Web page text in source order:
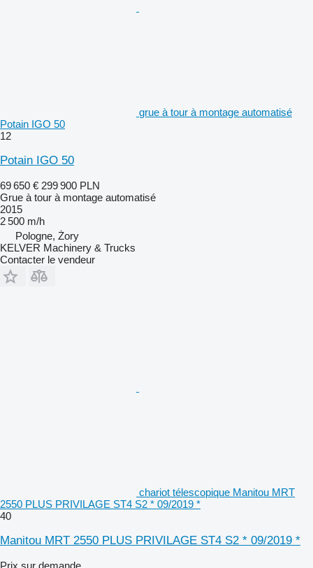
grue à tour à montage automatisé
Potain IGO 50
12
Potain IGO 50
69 650 € 299 900 PLN
Grue à tour à montage automatisé
2015
2 500 m/h
Pologne, Żory
KELVER Machinery & Trucks
Contacter le vendeur
chariot télescopique Manitou MRT
2550 PLUS PRIVILAGE ST4 S2 * 09/2019 *
40
Manitou MRT 2550 PLUS PRIVILAGE ST4 S2 * 09/2019 *
Prix sur demande